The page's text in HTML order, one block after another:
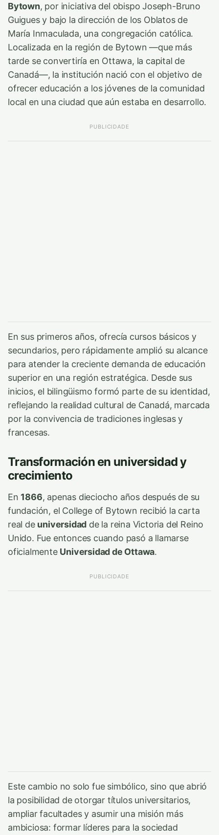
Bytown, por iniciativa del obispo Joseph-Bruno
Guigues y bajo la dirección de los Oblatos de
María Inmaculada, una congregación católica.
Localizada en la región de Bytown —que más
tarde se convertiría en Ottawa, la capital de
Canadá—, la institución nació con el objetivo de
ofrecer educación a los jóvenes de la comunidad
local en una ciudad que aún estaba en desarrollo.
PUBLICIDADE
En sus primeros años, ofrecía cursos básicos y
secundarios, pero rápidamente amplió su alcance
para atender la creciente demanda de educación
superior en una región estratégica. Desde sus
inicios, el bilingüismo formó parte de su identidad,
reflejando la realidad cultural de Canadá, marcada
por la convivencia de tradiciones inglesas y
francesas.
Transformación en universidad y
crecimiento
En 1866, apenas dieciocho años después de su
fundación, el College of Bytown recibió la carta
real de universidad de la reina Victoria del Reino
Unido. Fue entonces cuando pasó a llamarse
oficialmente Universidad de Ottawa.
PUBLICIDADE
Este cambio no solo fue simbólico, sino que abrió
la posibilidad de otorgar títulos universitarios,
ampliar facultades y asumir una misión más
ambiciosa: formar líderes para la sociedad